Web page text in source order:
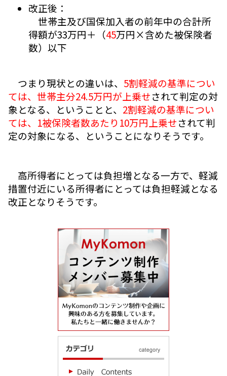
改正後：
世帯主及び国保加入者の前年中の合計所
得額が33万円＋（45万円×含めた被保険者
数）以下
つまり現状との違いは、 5割軽減の基準につい
ては、世帯主分24.5万円が上乗せされて判定の対
象となる、ということと、 2割軽減の基準につい
ては、1被保険者数あたり10万円上乗せされて判
定の対象になる、ということになりそうです。
高所得者にとっては負担増となる一方で、軽減
措置付近にいる所得者にとっては負担軽減となる
改正となりそうです。